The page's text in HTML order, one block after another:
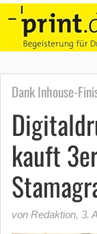
Dank Inhouse-
kauft
von Redaktion, 3.